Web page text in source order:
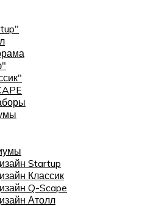
Startup
Классик
Q-Scape
Атолл